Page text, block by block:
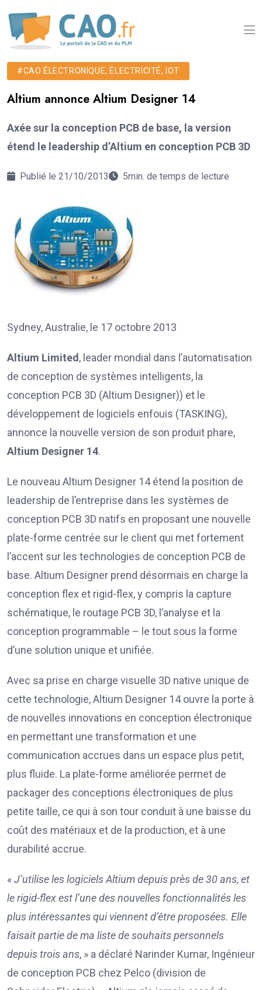
#CAO ÉLECTRONIQUE, ÉLECTRICITÉ, IOT
Altium annonce Altium Designer 14
Axée sur la conception PCB de base, la version
étend le leadership d’Altium en conception PCB 3D
Publié le 21/10/2013 5min. de temps de lecture
Sydney, Australie, le 17 octobre 2013
Altium Limited, leader mondial dans l’automatisation
de conception de systèmes intelligents, la
conception PCB 3D (Altium Designer)) et le
développement de logiciels enfouis (TASKING),
annonce la nouvelle version de son produit phare,
Altium Designer 14.
Le nouveau Altium Designer 14 étend la position de
leadership de l’entreprise dans les systèmes de
conception PCB 3D natifs en proposant une nouvelle
plate-forme centrée sur le client qui met fortement
l’accent sur les technologies de conception PCB de
base. Altium Designer prend désormais en charge la
conception flex et rigid-flex, y compris la capture
schématique, le routage PCB 3D, l’analyse et la
conception programmable – le tout sous la forme
d’une solution unique et unifiée.
Avec sa prise en charge visuelle 3D native unique de
cette technologie, Altium Designer 14 ouvre la porte à
de nouvelles innovations en conception électronique
en permettant une transformation et une
communication accrues dans un espace plus petit,
plus fluide. La plate-forme améliorée permet de
packager des conceptions électroniques de plus
petite taille, ce qui à son tour conduit à une baisse du
coût des matériaux et de la production, et à une
durabilité accrue.
«J’utilise les logiciels Altium depuis près de 30 ans, et
le rigid-flex est l’une des nouvelles fonctionnalités les
plus intéressantes qui viennent d’être proposées. Elle
faisait partie de ma liste de souhaits personnels
depuis trois ans, » a déclaré Narinder Kumar, Ingénieur
de conception PCB chez Pelco (division de